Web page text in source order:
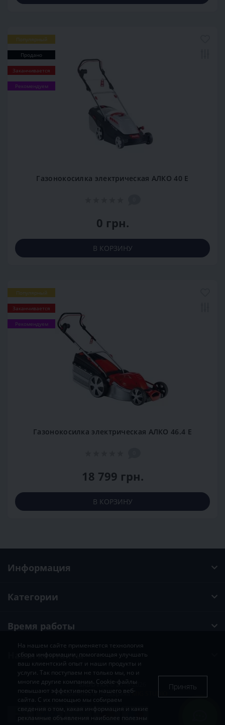
Популярный
Продано
Заканчивается
Рекомендуем
Газонокосилка электрическая АЛКО 40 Е
0 грн.
В КОРЗИНУ
Популярный
Заканчивается
Рекомендуем
Газонокосилка электрическая АЛКО 46.4 Е
18 799 грн.
В КОРЗИНУ
Информация
Категории
Время работы
Наши контакты
SADOVKA© 2019-2026
Разработка и поддержкаMIG STUDIO
На нашем сайте применяется технология
сбора информации, помогающая улучшать
ваш клиентский опыт и наши продукты и
услуги. Так поступаем не только мы, но и
многие другие компании. Cookie-файлы
повышают эффективность нашего веб-
сайта. С их помощью мы собираем
сведения о том, какая информация и какие
рекламные объявления наиболее полезны
Принять